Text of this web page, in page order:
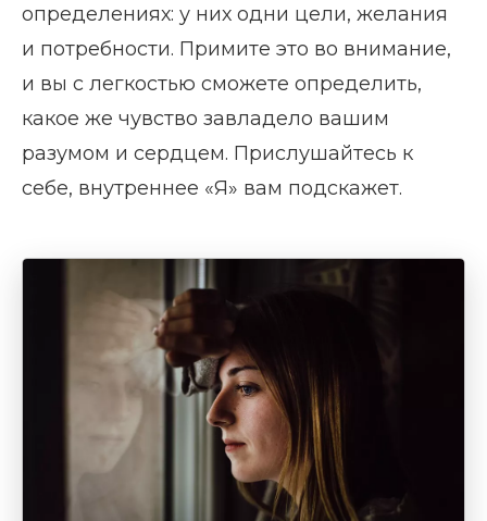
определениях: у них одни цели, желания
и потребности. Примите это во внимание,
и вы с легкостью сможете определить,
какое же чувство завладело вашим
разумом и сердцем. Прислушайтесь к
себе, внутреннее «Я» вам подскажет.